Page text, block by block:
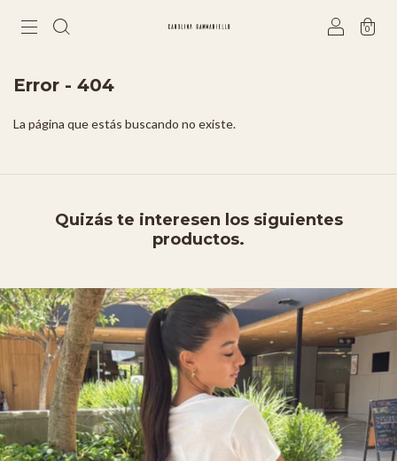
0
Error - 404
La página que estás buscando no existe.
Quizás te interesen los siguientes
productos.